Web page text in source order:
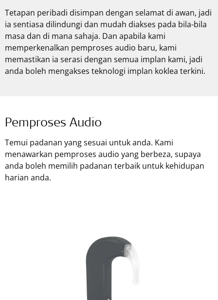
Tetapan peribadi disimpan dengan selamat di awan, jadi
ia sentiasa dilindungi dan mudah diakses pada bila-bila
masa dan di mana sahaja. ‌Dan apabila kami
memperkenalkan pemproses audio baru, kami
memastikan ia serasi dengan semua implan kami, jadi
anda boleh mengakses teknologi implan koklea terkini.
Pemproses Audio
Temui padanan yang sesuai untuk anda. Kami
menawarkan pemproses audio yang berbeza, supaya
anda boleh memilih padanan terbaik untuk kehidupan
harian anda.